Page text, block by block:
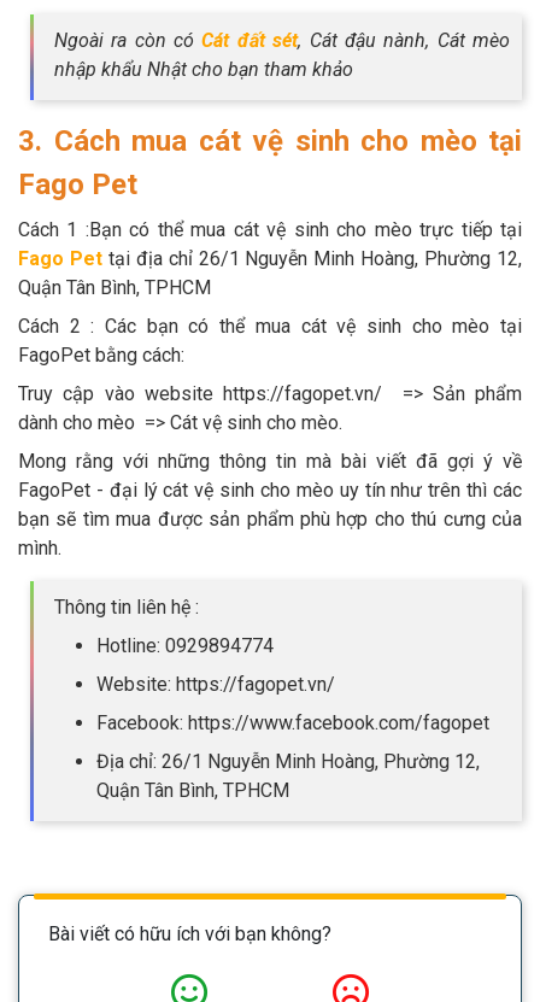
Ngoài ra còn cóCát đất sét, Cát đậu nành, Cát mèo
nhập khẩu Nhật cho bạn tham khảo
3. Cách mua cát vệ sinh cho mèo tại
Fago Pet
Cách 1 :Bạn có thể mua cát vệ sinh cho mèo trực tiếp tại
Fago Pettại địa chỉ 26/1 Nguyễn Minh Hoàng, Phường 12,
Quận Tân Bình, TPHCM
Cách 2 : Các bạn có thể mua cát vệ sinh cho mèo tại
FagoPet bằng cách:
Truy cập vào website https://fagopet.vn/ => Sản phẩm
dành cho mèo => Cát vệ sinh cho mèo.
Mong rằng với những thông tin mà bài viết đã gợi ý về
FagoPet - đại lý cát vệ sinh cho mèo uy tín như trên thì các
bạn sẽ tìm mua được sản phẩm phù hợp cho thú cưng của
mình.
Thông tin liên hệ :
Hotline: 0929894774
Website: https://fagopet.vn/
Facebook: https://www.facebook.com/fagopet
Địa chỉ: 26/1 Nguyễn Minh Hoàng, Phường 12,
Quận Tân Bình, TPHCM
Bài viết có hữu ích với bạn không?